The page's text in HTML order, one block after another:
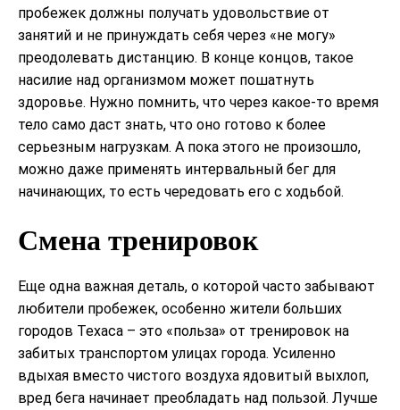
пробежек должны получать удовольствие от
занятий и не принуждать себя через «не могу»
преодолевать дистанцию. В конце концов, такое
насилие над организмом может пошатнуть
здоровье. Нужно помнить, что через какое-то время
тело само даст знать, что оно готово к более
серьезным нагрузкам. А пока этого не произошло,
можно даже применять интервальный бег для
начинающих, то есть чередовать его с ходьбой.
Смена тренировок
Еще одна важная деталь, о которой часто забывают
любители пробежек, особенно жители больших
городов Техаса – это «польза» от тренировок на
забитых транспортом улицах города. Усиленно
вдыхая вместо чистого воздуха ядовитый выхлоп,
вред бега начинает преобладать над пользой. Лучше